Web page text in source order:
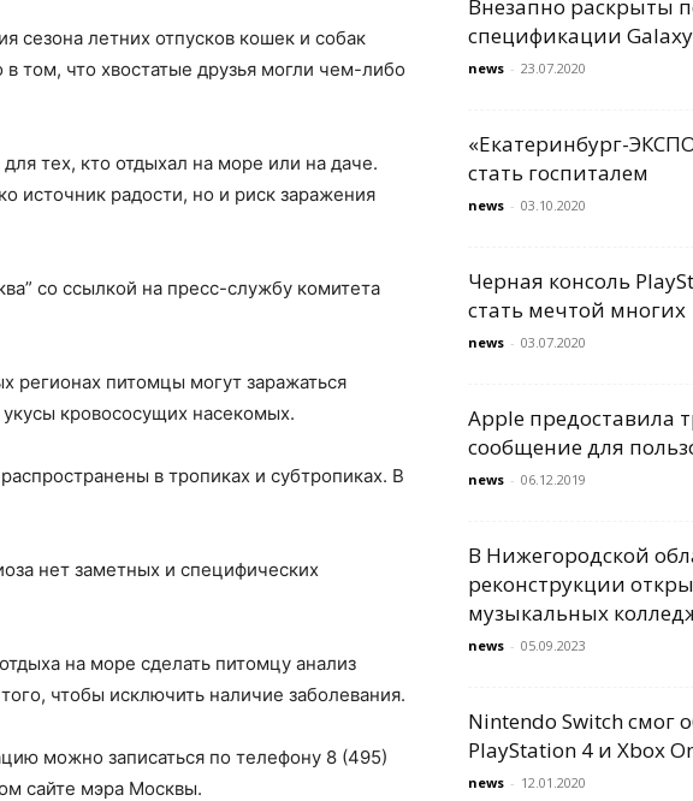
сезона летних отпусков кошек и собак
том, что хвостатые друзья могли чем-либо
тех, кто отдыхал на море или на даче.
источник радости, но и риск заражения
со ссылкой на пресс-службу комитета
регионах питомцы могут заражаться
кровососущих насекомых.
в тропиках и субтропиках. В
нет заметных и специфических
на море сделать питомцу анализ
чтобы исключить наличие заболевания.
можно записаться по телефону 8 (495)
сайте мэра Москвы.
Внезапно раскрыты
спецификации
news - 23.07.2020
«Екатеринбург-
стать госпиталем
news - 03.10.2020
Черная консоль
стать мечтой многих
news - 03.07.2020
Apple предоставила
сообщение для
news - 06.12.2019
В Нижегородской
реконструкции
музыкальных
news - 05.09.2023
Nintendo Switch смог
PlayStation 4 и Xbox
news - 12.01.2020